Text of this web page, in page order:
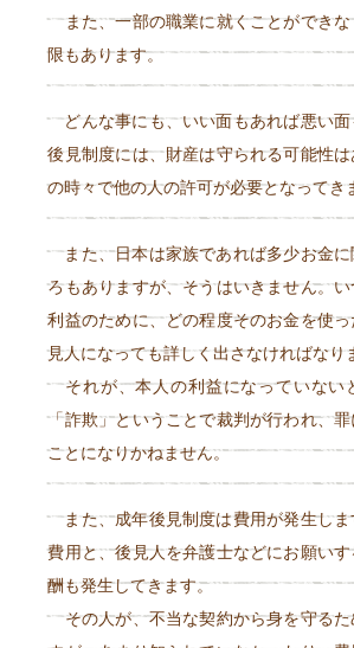
また、一部の職業に就くことができな
限もあります。
どんな事にも、いい面もあれば悪い
後見制度には、財産は守られる可能性
の時々で他の人の許可が必要となってき
また、日本は家族であれば多少お金
ろもありますが、そうはいきません。
利益のために、どの程度そのお金を使
見人になっても詳しく出さなければなり
それが、本人の利益になっていない
「詐欺」ということで裁判が行われ、
ことになりかねません。
また、成年後見制度は費用が発生し
費用と、後見人を弁護士などにお願い
酬も発生してきます。
その人が、不当な契約から身を守るた